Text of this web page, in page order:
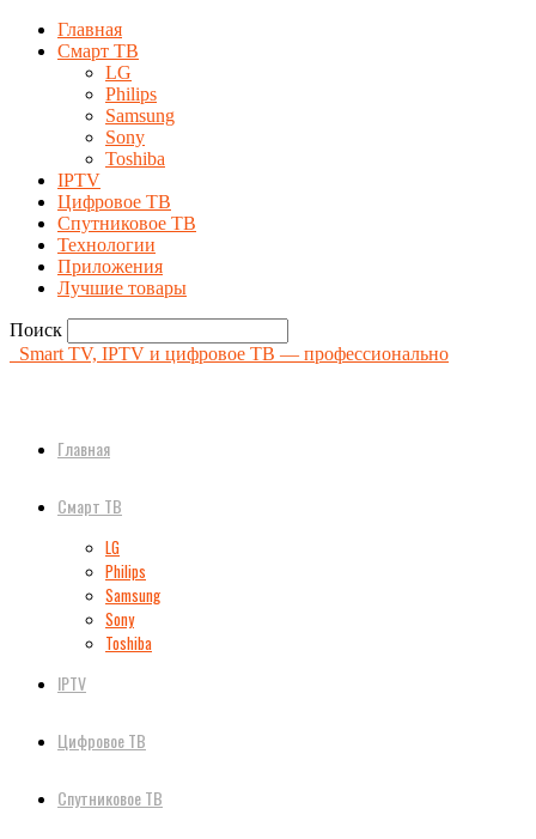
Главная
Смарт ТВ
LG
Philips
Samsung
Sony
Toshiba
IPTV
Цифровое ТВ
Спутниковое ТВ
Технологии
Приложения
Лучшие товары
Поиск
Smart TV, IPTV и цифровое ТВ — профессионально
Главная
Смарт ТВ
LG
Philips
Samsung
Sony
Toshiba
IPTV
Цифровое ТВ
Спутниковое ТВ